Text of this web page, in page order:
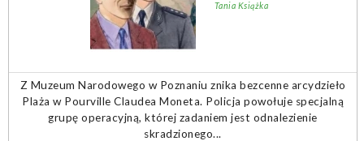
Tania Książka
Z Muzeum Narodowego w Poznaniu znika bezcenne arcydzieło
Plaża w Pourville Claudea Moneta. Policja powołuje specjalną
grupę operacyjną, której zadaniem jest odnalezienie
skradzionego...